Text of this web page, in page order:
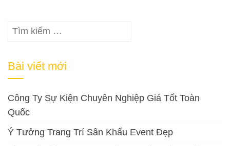
Tìm
Bài viết mới
Công Ty Sự Kiện Chuyên Nghiệp Giá Tốt Toàn
Quốc
Ý Tưởng Trang Trí Sân Khấu Event Đẹp